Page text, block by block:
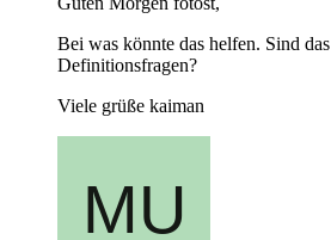
Bei was könnte das helfen. Sind
Definitionsfragen?
Viele grüße kaiman